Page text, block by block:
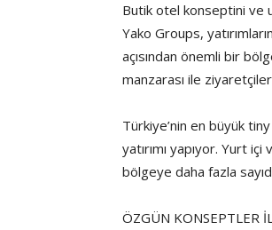
Butik otel konseptini ve
Yako Groups,
açısından önemli bir
manzarası ile
Türkiye’nin en büyük
yatırımı yapıyor. Yurt
bölgeye daha fazla
ÖZGÜN KONSEPTLER